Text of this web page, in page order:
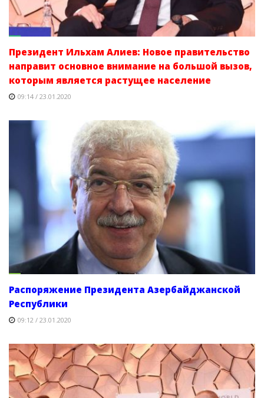
Президент Ильхам Алиев: Новое правительство
направит основное внимание на большой вызов,
которым является растущее население
09:14 / 23.01.2020
Распоряжение Президента Азербайджанской
Республики
09:12 / 23.01.2020